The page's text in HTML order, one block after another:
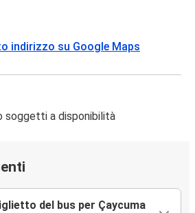
indirizzo su Google Maps
soggetti a disponibilità
del bus per Çaycuma